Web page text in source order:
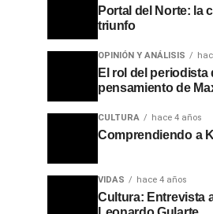
Portal del Norte: la
triunfo
OPINIÓN Y ANÁLISIS
El rol del periodista
pensamiento de
CULTURA hace 4 años
Comprendiendo a
VIDAS hace 4 años
Cultura: Entrevista